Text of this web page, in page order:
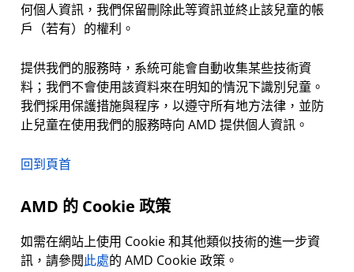
何個人資訊，我們保留刪除此等資訊並終止該兒童的帳
戶（若有）的權利。
提供我們的服務時，系統可能會自動收集某些技術資
料；我們不會使用該資料來在明知的情況下識別兒童。
我們採用保護措施與程序，以遵守所有地方法律，並防
止兒童在使用我們的服務時向 AMD 提供個人資訊。
回到頁首
AMD 的 Cookie 政策
如需在網站上使用 Cookie 和其他類似技術的進一步資
訊，請參閱此處的 AMD Cookie 政策。